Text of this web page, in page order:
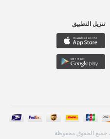
تنزيل التطبيق